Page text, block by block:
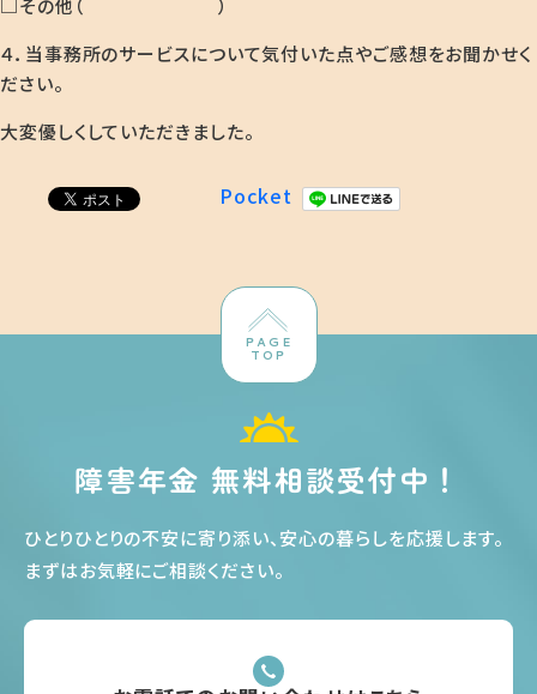
□その他（ ）
４．当事務所のサービスについて気付いた点やご感想をお聞かせく
ださい。
大変優しくしていただきました。
Pocket
PAGE
TOP
障害年金 無料相談受付中！
ひとりひとりの不安に寄り添い、安心の暮らしを応援します。
まずはお気軽にご相談ください。